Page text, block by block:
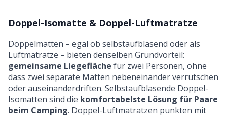
Doppel-Isomatte & Doppel-Luftmatratze
Doppelmatten – egal ob selbstaufblasend oder als
Luftmatratze – bieten denselben Grundvorteil:
gemeinsame Liegefläche für zwei Personen, ohne
dass zwei separate Matten nebeneinander verrutschen
oder auseinanderdriften. Selbstaufblasende Doppel-
Isomatten sind die komfortabelste Lösung für Paare
beim Camping. Doppel-Luftmatratzen punkten mit